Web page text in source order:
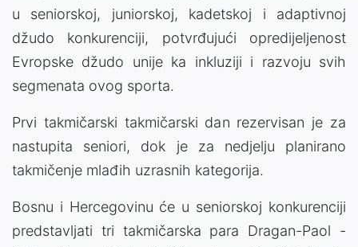
u seniorskoj, juniorskoj, kadetskoj i adaptivnoj
džudo konkurenciji, potvrđujući opredijeljenost
Evropske džudo unije ka inkluziji i razvoju svih
segmenata ovog sporta.
Prvi takmičarski takmičarski dan rezervisan je za
nastupita seniori, dok je za nedjelju planirano
takmičenje mlađih uzrasnih kategorija.
Bosnu i Hercegovinu će u seniorskoj konkurenciji
predstavljati tri takmičarska para Dragan-Paol -